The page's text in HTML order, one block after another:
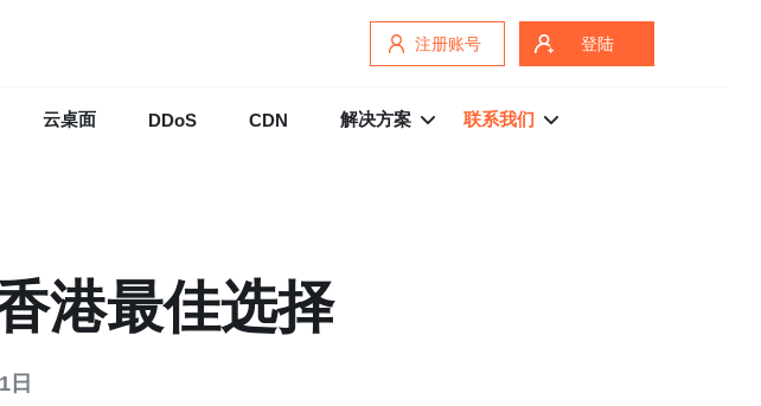
注册账号 登陆
云桌面 DDoS CDN 解决方案 联系我们
港最佳选择
日